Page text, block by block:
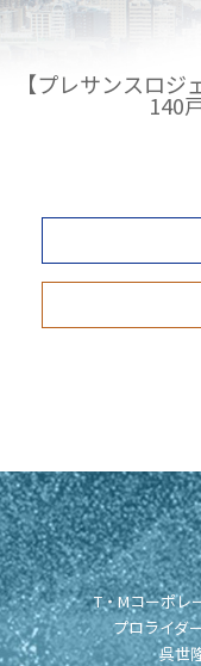
【プレサンスロ
140
T・Mコーポレ
プロライダ
呉世